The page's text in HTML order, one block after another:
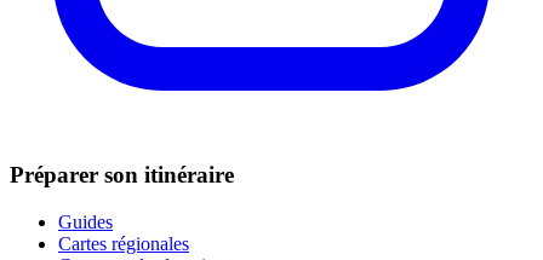
Préparer son itinéraire
Guides
Cartes régionales